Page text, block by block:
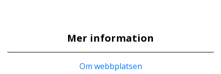
bindande anmälan och betalning mailas ut efter
den 31 juli till de som meddelat intresse.
Mer information
Om webbplatsen